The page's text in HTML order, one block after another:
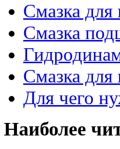
Смазка
Смазка
Смазка
Для чего
Наиболее